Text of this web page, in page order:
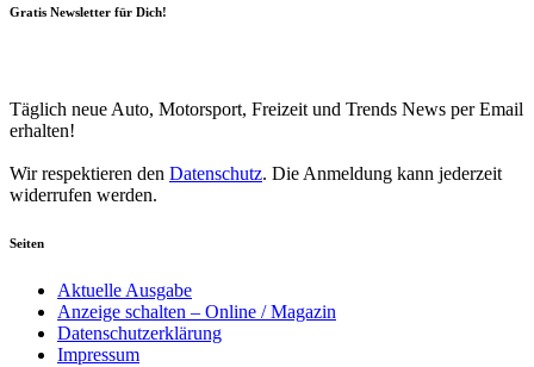
Gratis Newsletter für Dich!
Täglich neue Auto, Motorsport, Freizeit und Trends News per Email
erhalten!
Wir respektieren den Datenschutz. Die Anmeldung kann jederzeit
widerrufen werden.
Seiten
Aktuelle Ausgabe
Anzeige schalten – Online / Magazin
Datenschutzerklärung
Impressum